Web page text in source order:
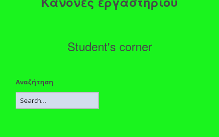
Student's corner
Αναζήτηση